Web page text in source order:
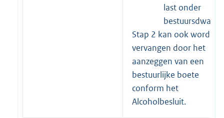
last onder
bestuursdwang
Stap 2 kan ook worden
vervangen door het
aanzeggen van een
bestuurlijke boete
conform het
Alcoholbesluit.